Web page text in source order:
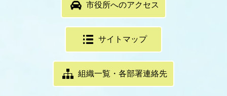
市役所へのアクセス
サイトマップ
組織一覧・各部署連絡先